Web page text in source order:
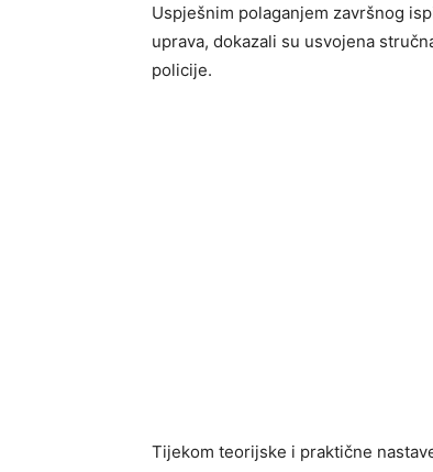
Uspješnim polaganjem završnog
uprava, dokazali su usvojena
policije.
Tijekom teorijske i praktične